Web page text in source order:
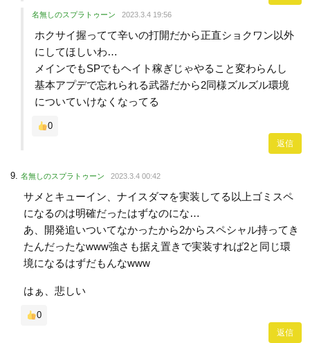
名無しのスプラトゥーン 2023.3.4 19:56
ホクサイ握ってて辛いの打開だから正直ショクワン以外
にしてほしいわ…
メインでもSPでもヘイト稼ぎじゃやること変わらんし
基本アプデで忘れられる武器だから2同様ズルズル環境
についていけなくなってる
0
返信
名無しのスプラトゥーン 2023.3.4 00:42
サメとキューイン、ナイスダマを実装してる以上ゴミスペ
になるのは明確だったはずなのにな…
あ、開発追いついてなかったから2からスペシャル持ってき
たんだったなwww強さも据え置きで実装すれば2と同じ環
境になるはずだもんなwww
はぁ、悲しい
0
返信